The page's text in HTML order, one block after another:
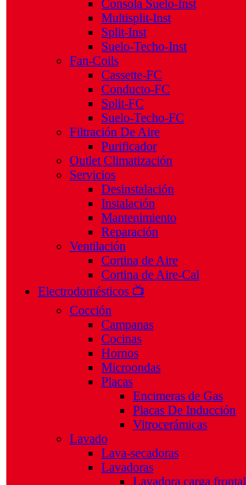
Consola Suelo-Inst
Multisplit-Inst
Split-Inst
Suelo-Techo-Inst
Fan-Coils
Cassette-FC
Conducto-FC
Split-FC
Suelo-Techo-FC
Filtración De Aire
Purificador
Outlet Climatización
Servicios
Desinstalación
Instalación
Mantenimiento
Reparación
Ventilación
Cortina de Aire
Cortina de Aire-Cal
Electrodomésticos 📺
Cocción
Campanas
Cocinas
Hornos
Microondas
Placas
Encimeras de Gas
Placas De Inducción
Vitrocerámicas
Lavado
Lava-secadoras
Lavadoras
Lavadora carga frontal